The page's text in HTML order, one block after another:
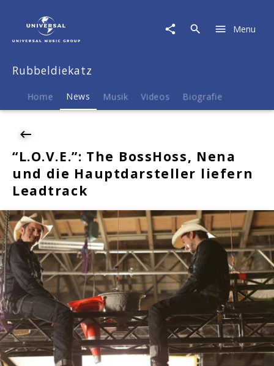
The
und
Hauptdarsteller
Leadtrack
Menu
Rubbeldiekatz
Home News Musik Videos Biografie
“L.O.V.E.”: The BossHoss, Nena
und die Hauptdarsteller liefern
Leadtrack